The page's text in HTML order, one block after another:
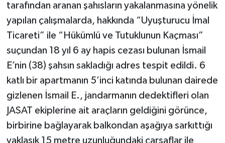
tarafından aranan şahısların yakalanmasına yönelik
yapılan çalışmalarda, hakkında “Uyuşturucu İmal
Ticareti” ile “Hükümlü ve Tutuklunun Kaçması”
suçundan 18 yıl 6 ay hapis cezası bulunan İsmail
E’nin (38) şahsın sakladığı adres tespit edildi. 6
katlı bir apartmanın 5’inci katında bulunan dairede
gizlenen İsmail E., jandarmanın dedektifleri olan
JASAT ekiplerine ait araçların geldiğini görünce,
birbirine bağlayarak balkondan aşağıya sarkıttığı
yaklaşık 15 metre uzunluğundaki çarşaflar ile